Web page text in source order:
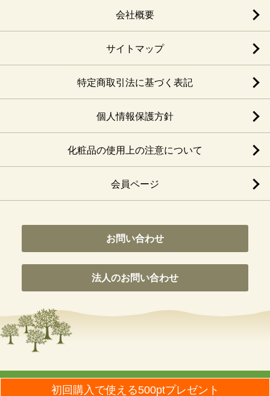
初回購入で使える500ptプレゼント
会社概要
サイトマップ
特定商取引法に基づく表記
個人情報保護方針
化粧品の使用上の注意について
会員ページ
お問い合わせ
法人のお問い合わせ
© Nippon Olive Co., Ltd. All Rights Reseaved.